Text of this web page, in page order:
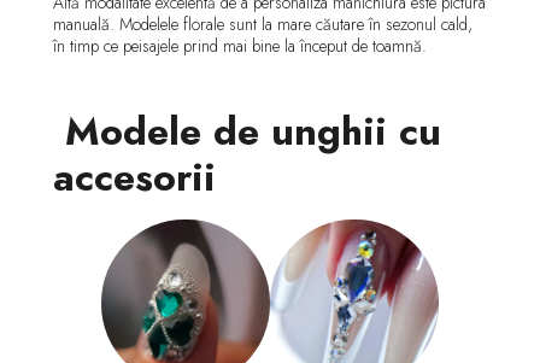
manuală. Modelele florale sunt la mare căutare în sezonul cald,
în timp ce peisajele prind mai bine la început de toamnă.
Modele de unghii cu
accesorii